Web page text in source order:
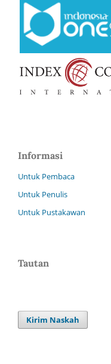
Informasi
Untuk Pembaca
Untuk Penulis
Untuk Pustakawan
Tautan
Kirim Naskah